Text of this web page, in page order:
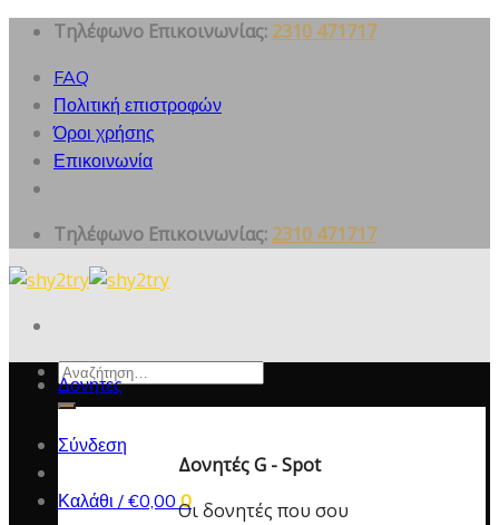
Skip
content
Τηλέφωνο Επικοινωνίας: 2310 471717
FAQ
Πολιτική επιστροφών
Όροι χρήσης
Επικοινωνία
Τηλέφωνο Επικοινωνίας: 2310 471717
Αναζήτηση
για:
Σύνδεση
Καλάθι / €0,00 0
Δονητες
Δονητές G - Spot
Οι δονητές που σου